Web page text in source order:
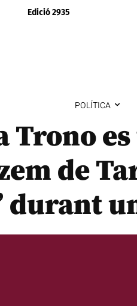
Edició 2935
POLÍTICA
Trono
de
durant